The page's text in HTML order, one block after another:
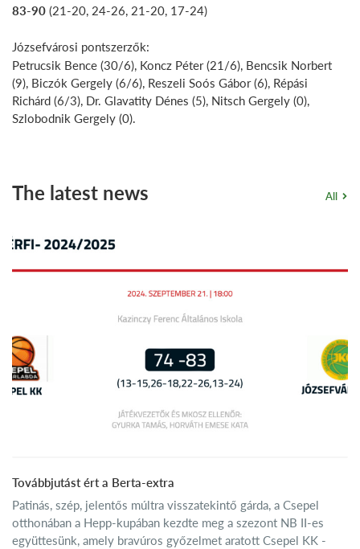
83-90 (21-20, 24-26, 21-20, 17-24)
Józsefvárosi pontszerzők:
Petrucsik Bence (30/6), Koncz Péter (21/6), Bencsik Norbert
(9), Biczók Gergely (6/6), Reszeli Soós Gábor (6), Répási
Richárd (6/3), Dr. Glavatity Dénes (5), Nitsch Gergely (0),
Szlobodnik Gergely (0).
The latest news All
Továbbjutást ért a Berta-extra
Patinás, szép, jelentős múltra visszatekintő gárda, a Csepel
otthonában a Hepp-kupában kezdte meg a szezont NB II-es
együttesünk, amely bravúros győzelmet aratott Csepel KK -